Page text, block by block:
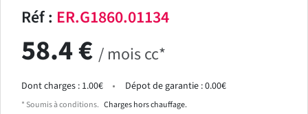
Réf : ER.G1860.01134
58.4 € / mois cc*
Dont charges : 1.00€ Dépot de garantie : 0.00€
* Soumis à conditions. Charges hors chauffage.